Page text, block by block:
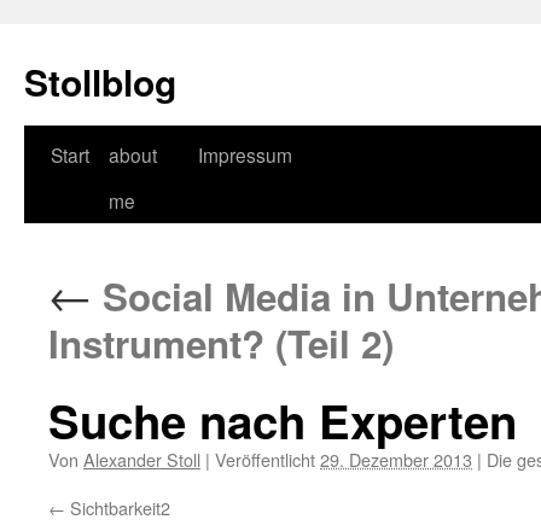
Stollblog
Zum
Start
about
me
Impressum
← Social Media in
Instrument? (Teil 2)
Suche nach Experten
Von Alexander Stoll | Veröffentlicht29. Dezember 2013 | Die
Sichtbarkeit2